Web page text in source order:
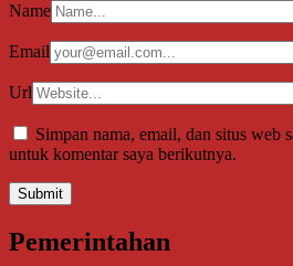
Name
Email
Url
Simpan nama, email, dan situs web
untuk komentar saya berikutnya.
Pemerintahan